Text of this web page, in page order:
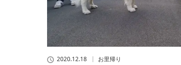
2020.12.18 お里帰り